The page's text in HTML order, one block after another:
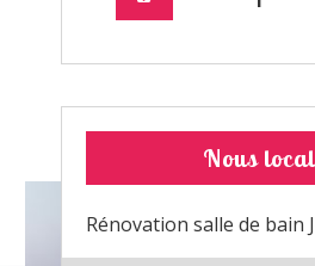
Nous
Rénovation salle de bain